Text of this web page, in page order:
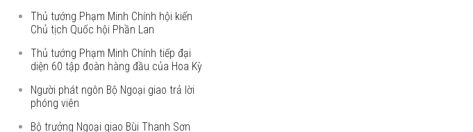
Thủ tướng Phạm Minh Chính hội kiến
Chủ tịch Quốc hội Phần Lan
Thủ tướng Phạm Minh Chính tiếp đại
diện 60 tập đoàn hàng đầu của Hoa Kỳ
Người phát ngôn Bộ Ngoại giao trả lời
phóng viên
Bộ trưởng Ngoại giao Bùi Thanh Sơn